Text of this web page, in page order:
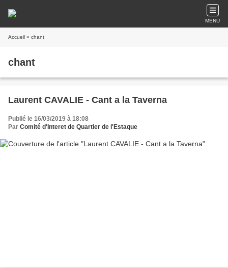
MENU
Accueil » chant
chant
Laurent CAVALIE - Cant a la Taverna
Publié le 16/03/2019 à 18:08
Par Comité d'Interet de Quartier de l'Estaque